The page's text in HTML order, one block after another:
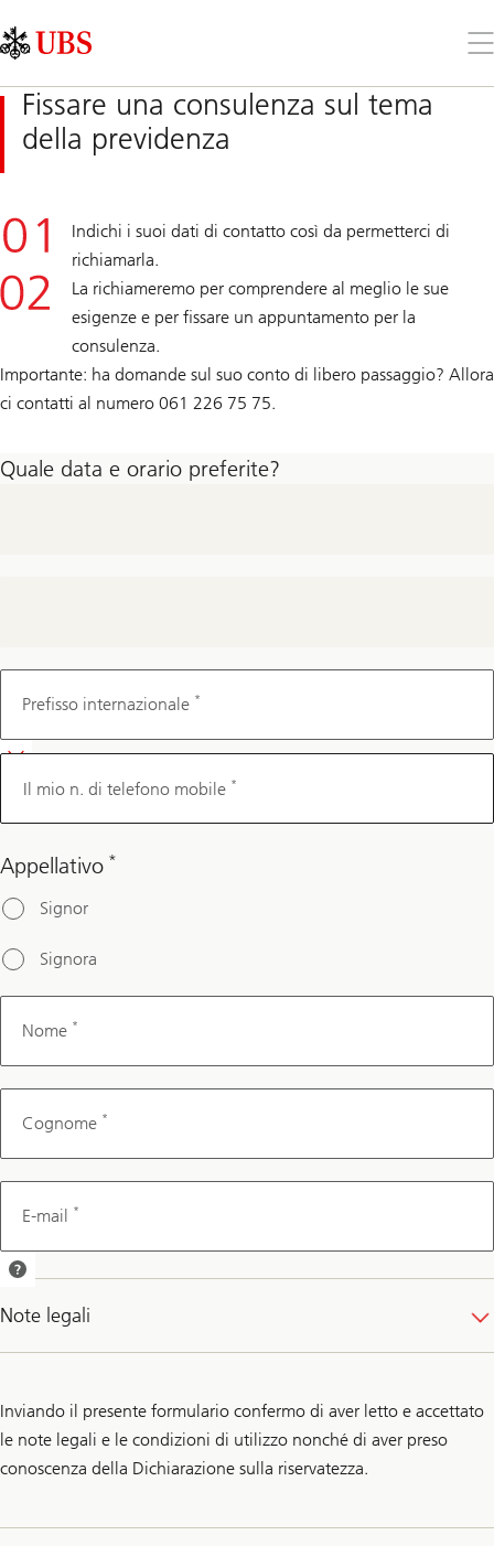
Links
Area
il
Fissare una consulenza sul tema
della previdenza
Indichi i suoi dati di contatto così da permetterci di
richiamarla.
La richiameremo per comprendere al meglio le sue
esigenze e per fissare un appuntamento per la
consulenza.
Importante: ha domande sul suo conto di libero passaggio? Allora
ci contatti al numero 061 226 75 75.
Quale data e orario preferite?
Il mio n.
telefono
Prefisso internazionale *
Il mio n. di telefono mobile *
Appellativo *
Signor
Signora
Nome *
Cognome *
E-mail *
Le invieremo una
dell’appuntamento
per e-mail.
Note legali
Inviando il presente formulario confermo di aver letto e accettato
le note legali e le condizioni di utilizzo nonché di aver preso
conoscenza della Dichiarazione sulla riservatezza.